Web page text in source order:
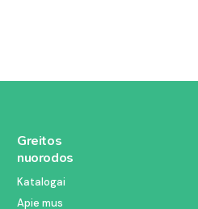
Greitos
nuorodos
Katalogai
Apie mus